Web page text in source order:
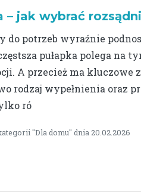
– jak wybrać
do potrzeb wyraźnie
pułapka polega na
A przecież ma kluczowe
rodzaj wypełnienia oraz
ró
"Dla domu" dnia 20.02.2026